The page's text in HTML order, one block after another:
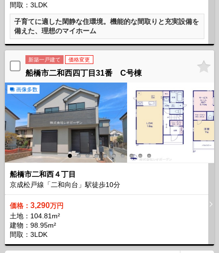
間取：3LDK
子育てに適した閑静な住環境。機能的な間取りと充実設備を
備えた、理想のマイホーム
新築一戸建て 価格変更
船橋市二和西四丁目31番 C号棟
画像多数
船橋市二和西４丁目
京成松戸線「二和向台」駅徒歩10分
価格： 3,290万円
土地：104.81m²
建物：98.95m²
間取：3LDK